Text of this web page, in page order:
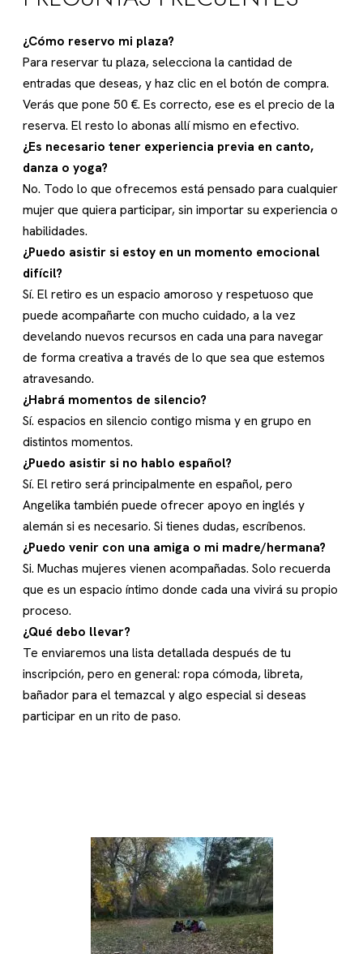
¿Cómo reservo mi plaza?
Para reservar tu plaza, selecciona la cantidad de
entradas que deseas, y haz clic en el botón de compra.
Verás que pone 50 €. Es correcto, ese es el precio de la
reserva. El resto lo abonas allí mismo en efectivo.
¿Es necesario tener experiencia previa en canto,
danza o yoga?
No. Todo lo que ofrecemos está pensado para cualquier
mujer que quiera participar, sin importar su experiencia o
habilidades.
¿Puedo asistir si estoy en un momento emocional
difícil?
Sí. El retiro es un espacio amoroso y respetuoso que
puede acompañarte con mucho cuidado, a la vez
develando nuevos recursos en cada una para navegar
de forma creativa a través de lo que sea que estemos
atravesando.
¿Habrá momentos de silencio?
Sí. espacios en silencio contigo misma y en grupo en
distintos momentos.
¿Puedo asistir si no hablo español?
Sí. El retiro será principalmente en español, pero
Angelika también puede ofrecer apoyo en inglés y
alemán si es necesario. Si tienes dudas, escríbenos.
¿Puedo venir con una amiga o mi madre/hermana?
Si. Muchas mujeres vienen acompañadas. Solo recuerda
que es un espacio íntimo donde cada una vivirá su propio
proceso.
¿Qué debo llevar?
Te enviaremos una lista detallada después de tu
inscripción, pero en general: ropa cómoda, libreta,
bañador para el temazcal y algo especial si deseas
participar en un rito de paso.